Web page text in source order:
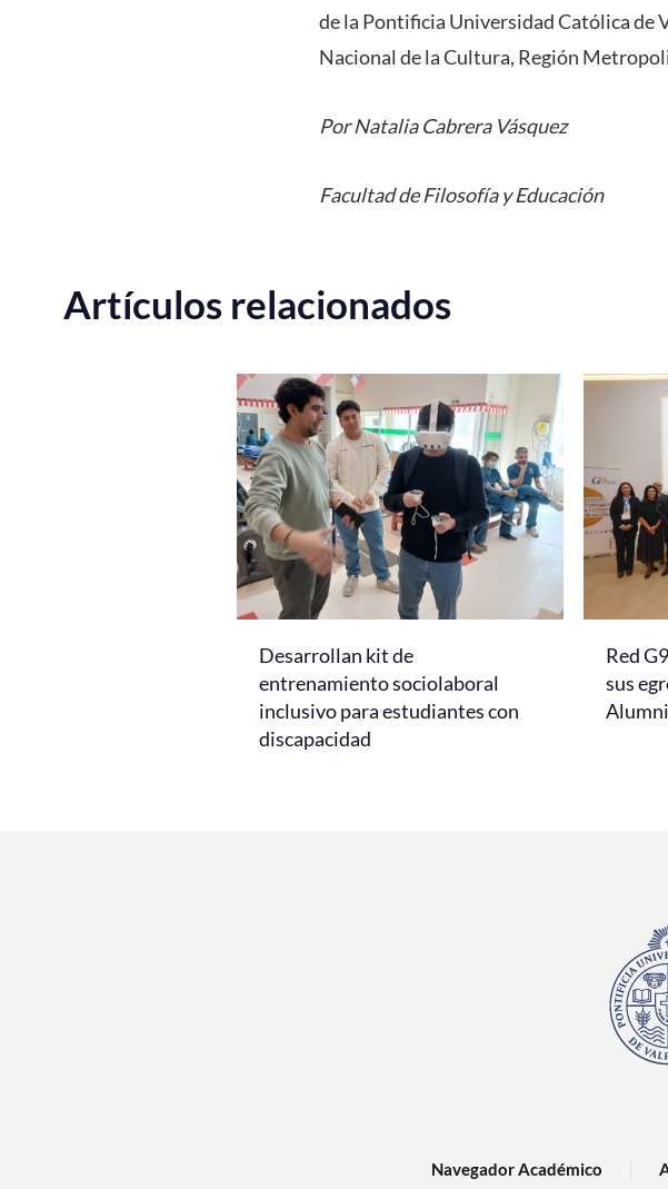
de la Pontificia Universidad Católica
Nacional de la Cultura, Región
Por Natalia Cabrera Vásquez
Facultad de Filosofía y Educación
Artículos relacionados
Desarrollan kit de
entrenamiento sociolaboral
inclusivo para estudiantes con
discapacidad
Red
sus
Alumni
Navegador Académico